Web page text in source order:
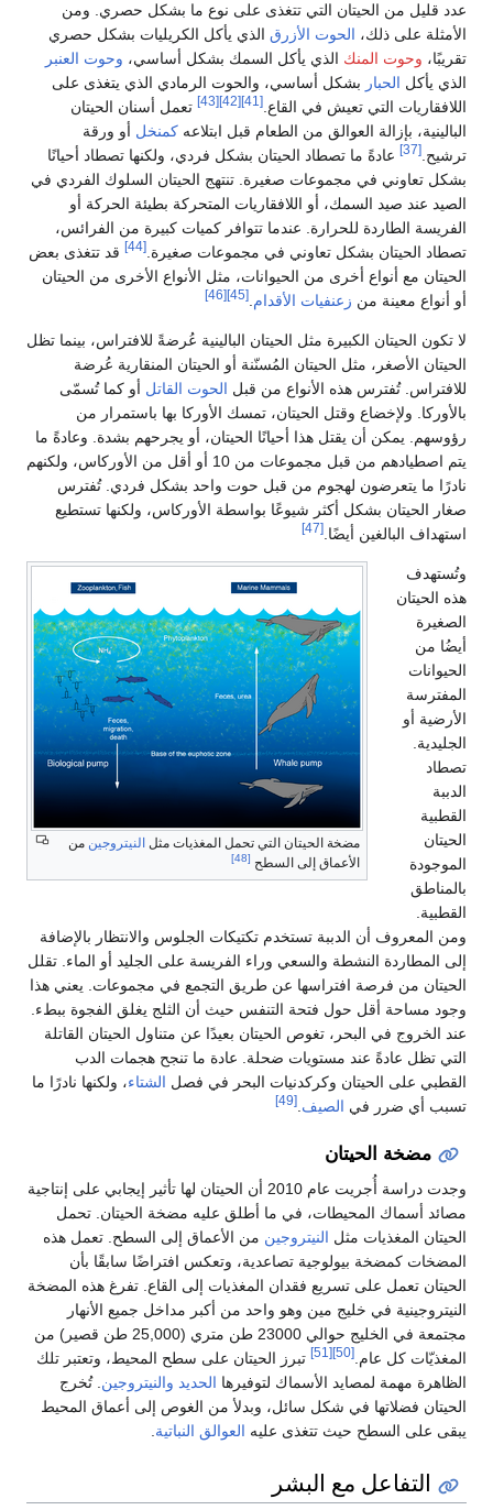
عدد قليل من الحيتان التي تتغذى على نوع ما بشكل حصري. ومن
الأمثلة على ذلك، الحوت الأزرق الذي يأكل الكريليات بشكل حصري
تقريبًا، وحوت المنك الذي يأكل السمك بشكل أساسي، وحوت العنبر
الذي يأكل الحبار بشكل أساسي، والحوت الرمادي الذي يتغذى على
اللافقاريات التي تعيش في القاع. [41]
[42]
[43]
تعمل أسنان الحيتان
البالينية، بإزالة العوالق من الطعام قبل ابتلاعه كمنخل أو ورقة
ترشيح. [37]
عادةً ما تصطاد الحيتان بشكل فردي، ولكنها تصطاد أحيانًا
بشكل تعاوني في مجموعات صغيرة. تنتهج الحيتان السلوك الفردي في
الصيد عند صيد السمك، أو اللافقاريات المتحركة بطيئة الحركة أو
الفريسة الطاردة للحرارة. عندما تتوافر كميات كبيرة من الفرائس،
تصطاد الحيتان بشكل تعاوني في مجموعات صغيرة. [44]
قد تتغذى بعض
الحيتان مع أنواع أخرى من الحيوانات، مثل الأنواع الأخرى من الحيتان
أو أنواع معينة من زعنفيات الأقدام [45]
[46]
لا تكون الحيتان الكبيرة مثل الحيتان البالينية عُرضةً للافتراس، بينما تظل
الحيتان الأصغر، مثل الحيتان المُسنّنة أو الحيتان المنقارية عُرضة
للافتراس. تُفترس هذه الأنواع من قبل الحوت القاتل أو كما تُسمّى
بالأوركا. ولإخضاع وقتل الحيتان، تمسك الأوركا بها باستمرار من
رؤوسهم. يمكن أن يقتل هذا أحيانًا الحيتان، أو يجرحهم بشدة. وعادةً ما
يتم اصطيادهم من قبل مجموعات من 10 أو أقل من الأوركاس، ولكنهم
نادرًا ما يتعرضون لهجوم من قبل حوت واحد بشكل فردي. تُفترس
صغار الحيتان بشكل أكثر شيوعًا بواسطة الأوركاس، ولكنها تستطيع
استهداف البالغين أيضًا. [47]
مضخة الحيتان التي تحمل المغذيات مثل النيتروجين من
الأعماق إلى السطح [48]
وتُستهدف
هذه الحيتان
الصغيرة
أيضُا من
الحيوانات
المفترسة
الأرضية أو
الجليدية.
تصطاد
الدببة
القطبية
الحيتان
الموجودة
بالمناطق
القطبية.
ومن المعروف أن الدببة تستخدم تكتيكات الجلوس والانتظار بالإضافة
إلى المطاردة النشطة والسعي وراء الفريسة على الجليد أو الماء. تقلل
الحيتان من فرصة افتراسها عن طريق التجمع في مجموعات. يعني هذا
وجود مساحة أقل حول فتحة التنفس حيث أن الثلج يغلق الفجوة ببطء.
عند الخروج في البحر، تغوص الحيتان بعيدًا عن متناول الحيتان القاتلة
التي تظل عادةً عند مستويات ضحلة. عادة ما تنجح هجمات الدب
القطبي على الحيتان وكركدنيات البحر في فصل الشتاء، ولكنها نادرًا ما
تسبب أي ضرر في الصيف [49]
مضخة الحيتان
وجدت دراسة أُجريت عام 2010 أن الحيتان لها تأثير إيجابي على إنتاجية
مصائد أسماك المحيطات، في ما أطلق عليه مضخة الحيتان. تحمل
الحيتان المغذيات مثل النيتروجين من الأعماق إلى السطح. تعمل هذه
المضخات كمضخة بيولوجية تصاعدية، وتعكس افتراضًا سابقًا بأن
الحيتان تعمل على تسريع فقدان المغذيات إلى القاع. تفرغ هذه المضخة
النيتروجينية في خليج مين وهو واحد من أكبر مداخل جميع الأنهار
مجتمعة في الخليج حوالي 23000 طن متري (25,000 طن قصير) من
المغذيّات كل عام. [50]
[51]
تبرز الحيتان على سطح المحيط، وتعتبر تلك
الظاهرة مهمة لمصايد الأسماك لتوفيرها الحديد والنيتروجين . تُخرج
الحيتان فضلاتها في شكل سائل، وبدلأ من الغوص إلى أعماق المحيط
يبقى على السطح حيث تتغذى عليه العوالق النباتية
التفاعل مع البشر